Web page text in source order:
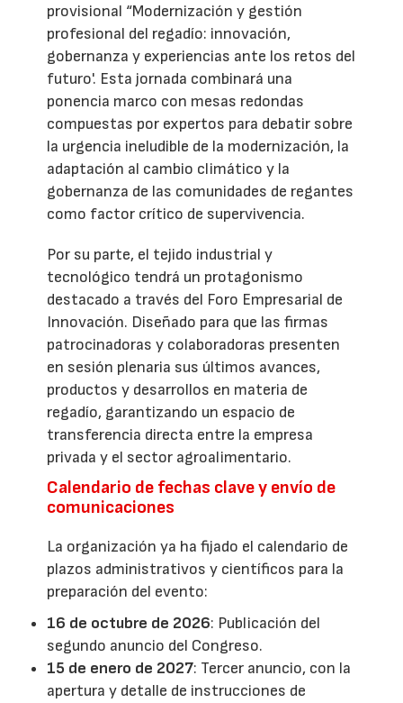
provisional “Modernización y gestión
profesional del regadío: innovación,
gobernanza y experiencias ante los retos del
futuro'. Esta jornada combinará una
ponencia marco con mesas redondas
compuestas por expertos para debatir sobre
la urgencia ineludible de la modernización, la
adaptación al cambio climático y la
gobernanza de las comunidades de regantes
como factor crítico de supervivencia.
Por su parte, el tejido industrial y
tecnológico tendrá un protagonismo
destacado a través del Foro Empresarial de
Innovación. Diseñado para que las firmas
patrocinadoras y colaboradoras presenten
en sesión plenaria sus últimos avances,
productos y desarrollos en materia de
regadío, garantizando un espacio de
transferencia directa entre la empresa
privada y el sector agroalimentario.
Calendario de fechas clave y envío de
comunicaciones
La organización ya ha fijado el calendario de
plazos administrativos y científicos para la
preparación del evento:
16 de octubre de 2026: Publicación del
segundo anuncio del Congreso.
15 de enero de 2027: Tercer anuncio, con la
apertura y detalle de instrucciones de